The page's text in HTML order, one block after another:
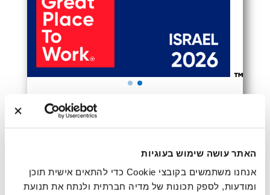
האתר עושה שימוש בעוגיות
אנחנו משתמשים בקובצי Cookie כדי להתאים אישית תוכן
ומודעות, לספק תכונות של מדיה חברתית ולנתח את תנועת
פרופיל חברה
למובילה עולמית בתחום השיט במכולות, ופועלת ביותר
מ־90 מדינות וביותר מ־300 נמלים ברחבי העולם.